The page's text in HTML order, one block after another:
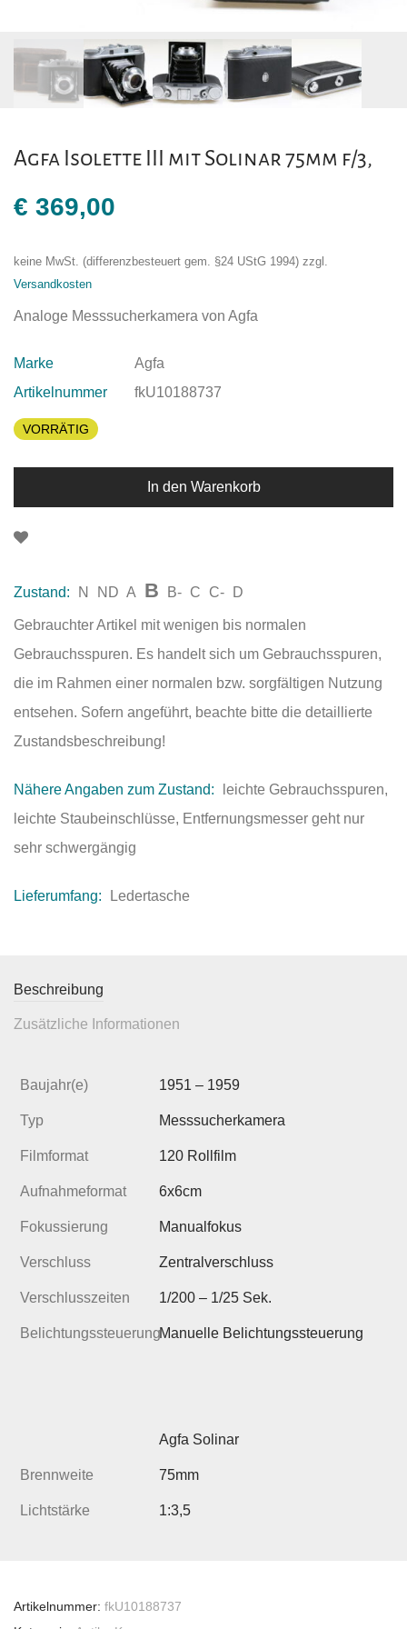
Agfa Isolette III mit Solinar 75mm f/3,
€ 369,00
keine MwSt. (differenzbesteuert gem. §24 UStG 1994) zzgl.
Versandkosten
Analoge Messsucherkamera von Agfa
Marke
Agfa
Artikelnummer
fkU10188737
VORRÄTIG
In den Warenkorb
Zustand: N ND A B B- C C- D
Gebrauchter Artikel mit wenigen bis normalen
Gebrauchsspuren. Es handelt sich um Gebrauchsspuren,
die im Rahmen einer normalen bzw. sorgfältigen Nutzung
entsehen. Sofern angeführt, beachte bitte die detaillierte
Zustandsbeschreibung!
Nähere Angaben zum Zustand:
leichte Gebrauchsspuren,
leichte Staubeinschlüsse, Entfernungsmesser geht nur
sehr schwergängig
Lieferumfang: Ledertasche
Beschreibung
Zusätzliche Informationen
Baujahr(e) 1951 – 1959
Typ Messsucherkamera
Filmformat 120 Rollfilm
Aufnahmeformat 6x6cm
Fokussierung Manualfokus
Verschluss Zentralverschluss
Verschlusszeiten 1/200 – 1/25 Sek.
BelichtungssteuerungManuelle Belichtungssteuerung
Agfa Solinar
Brennweite 75mm
Lichtstärke 1:3,5
Artikelnummer: fkU10188737